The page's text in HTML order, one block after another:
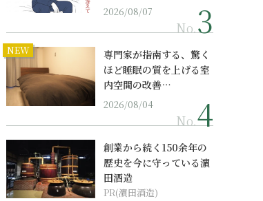
2026/08/07
No.
NEW
専門家が指南する、驚く
ほど睡眠の質を上げる室
内空間の改善…
2026/08/04
No.
創業から続く150余年の
歴史を今に守っている濵
田酒造
PR(濵田酒造)